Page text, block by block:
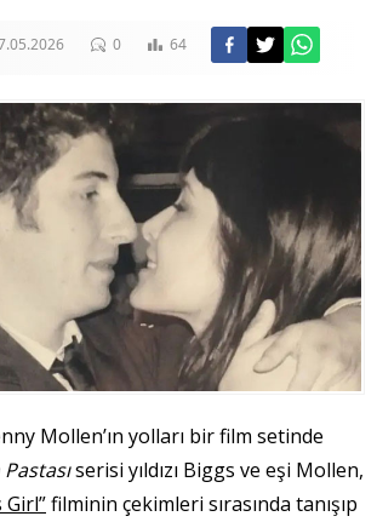
0 64
Mollen’ın yolları bir film setinde
serisi yıldızı Biggs ve eşi Mollen,
Girl”filminin çekimleri sırasında tanışıp